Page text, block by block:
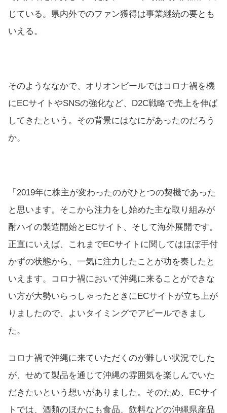
じている。県内外でのファン獲得は事業継続の要とも
いえる。
そのようななかで、オリオンビールではコロナ禍を機
にECサイトやSNSの強化など、D2C戦略で売上を伸ば
してきたという。その背景にはなにがあったのだろう
か。
「2019年に株主が変わったのがひとつの契機であった
と思います。そこから注力をし始めた主な取り組みが
酎ハイの製造開始とECサイト、そして海外展開です。
正直にいえば、これまでECサイトに関してはほぼ手付
かずの状態から、一気に注力したことが功を奏したと
いえます。コロナ禍において沖縄に来ることができな
い方が大勢いらっしゃったときにECサイトが立ち上が
りましたので、よいタイミングでアピールできまし
た。
コロナ禍で沖縄に来ていただくのが難しい状況でした
が、せめて製品を通じて沖縄の雰囲気を楽しんでいた
だきたいという想いがありました。そのため、ECサイ
トでは、酒類のほかにも食品、飲料などの沖縄県産品